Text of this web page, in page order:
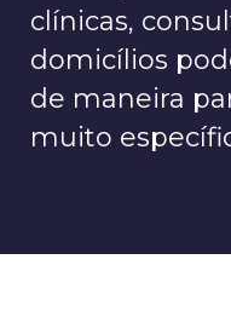
clínicas,
domicílios
de maneira
muito